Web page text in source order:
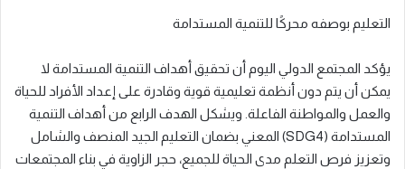
التعليم بوصفه محركًا للتنمية المستدامة
يؤكد المجتمع الدولي اليوم أن تحقيق أهداف التنمية المستدامة لا
يمكن أن يتم دون أنظمة تعليمية قوية وقادرة على إعداد الأفراد للحياة
والعمل والمواطنة الفاعلة. ويشكل الهدف الرابع من أهداف التنمية
المستدامة (SDG4) المعني بضمان التعليم الجيد المنصف والشامل
وتعزيز فرص التعلم مدى الحياة للجميع، حجر الزاوية في بناء المجتمعات